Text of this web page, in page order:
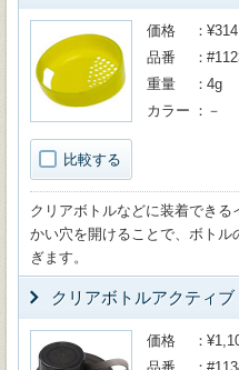
比較する
価格
¥314
品番
重量
4g
カラー
－
クリアボトルなどに装着でき
かい穴を開けることで、ボト
ぎます。
クリアボトルアクティ
価格